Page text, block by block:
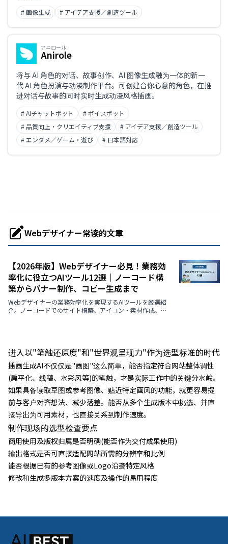
# 画像生成 # アイデア支援／創造ツール
アニロール
Anirole
将与 AI 角色的对话、故事创作、AI 图像生成融为一体的新一
代 AI 角色扮演与动漫制作平台。可创建合你心意的角色，在推
进对话与故事的同时实时生成动漫风格插画。
# AIチャットボット
# ボイスボット
# 品質向上・クリエイティブ支援
# アイデア支援／創造ツール
# エンタメ／ゲーム・遊び
# 日本語対応
Webデザイナー常读的文章
【2026年版】Webデザイナー必見！業務効
率化に役立つAIツール12選｜ノーコード構
築からバナー制作、コピー生成まで
Webデザイナーの業務効率化を実現するAIツールを厳選紹
介。ノーコードでのサイト構築、アイコン・素材作成、バ
进入以"笔触还原度"和"世界观呈现力"作为选型标准的时代
插画生成AI不仅仅是"画图"这么简单，能否指定符合网站整体调性
(扁平化、线稿、水彩风等)的笔触，才是实际工作中的关键分水岭。
如果具备读取草图或参考图像、贴近特定画风的功能，就更容易提
前与客户对齐想法、减少落差。能否从多个生成版本中挑选、并直
接导出为可用素材，也直接关系到制作速度。
制作现场的选型检查要点
商用使用及版权归属是否明确(能否作为交付成果使用)
输出格式是否可直接适配网站所需的分辨率和比例
能否根据已有的参考图像或Logo沿袭特定风格
修改和生成多版本方案的速度及操作的易用程度